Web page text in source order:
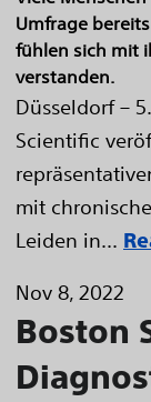
Umfrage
fühlen sich mit
verstanden.
Düsseldorf –
Scientific
mit
Leiden in...
Nov 8, 2022
Boston